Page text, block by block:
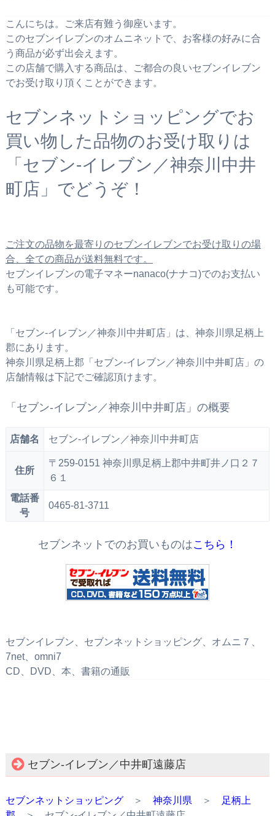
こんにちは。ご来店有難う御座います。
このセブンイレブンのオムニネットで、お客様の好みに合
う商品が必ず出会えます。
この店舗で購入する商品は、ご都合の良いセブンイレブン
でお受け取り頂くことができます。
セブンネットショッピングでお
買い物した品物のお受け取りは
「セブン‐イレブン／神奈川中井
町店」でどうぞ！
ご注文の品物を最寄りのセブンイレブンでお受け取りの場
合、全ての商品が送料無料です。
セブンイレブンの電子マネーnanaco(ナナコ)でのお支払い
も可能です。
「セブン‐イレブン／神奈川中井町店」は、神奈川県足柄上
郡にあります。
神奈川県足柄上郡「セブン‐イレブン／神奈川中井町店」の
店舗情報は下記でご確認頂けます。
「セブン‐イレブン／神奈川中井町店」の概要
店舗名 セブン‐イレブン／神奈川中井町店
住所
〒259-0151 神奈川県足柄上郡中井町井ノ口２７
６１
電話番
号
0465-81-3711
セブンネットでのお買いものはこちら！
セブンイレブン、セブンネットショッピング、オムニ７、
7net、omni7
CD、DVD、本、書籍の通販
セブン‐イレブン／中井町遠藤店
セブンネットショッピング＞ 神奈川県 ＞
足柄上